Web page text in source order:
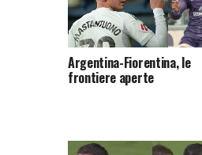
Argentina-Fiorentina, le
frontiere aperte